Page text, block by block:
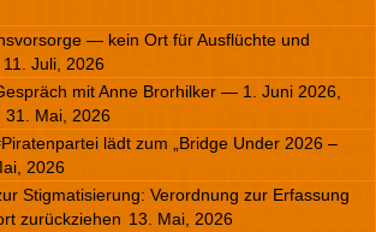
— kein Ort für Ausflüchte und
11. Juli, 2026
mit Anne Brorhilker — 1. Juni 2026,
31. Mai, 2026
lädt zum „Bridge Under 2026 –
2026
Stigmatisierung: Verordnung zur Erfassung
zurückziehen 13. Mai, 2026